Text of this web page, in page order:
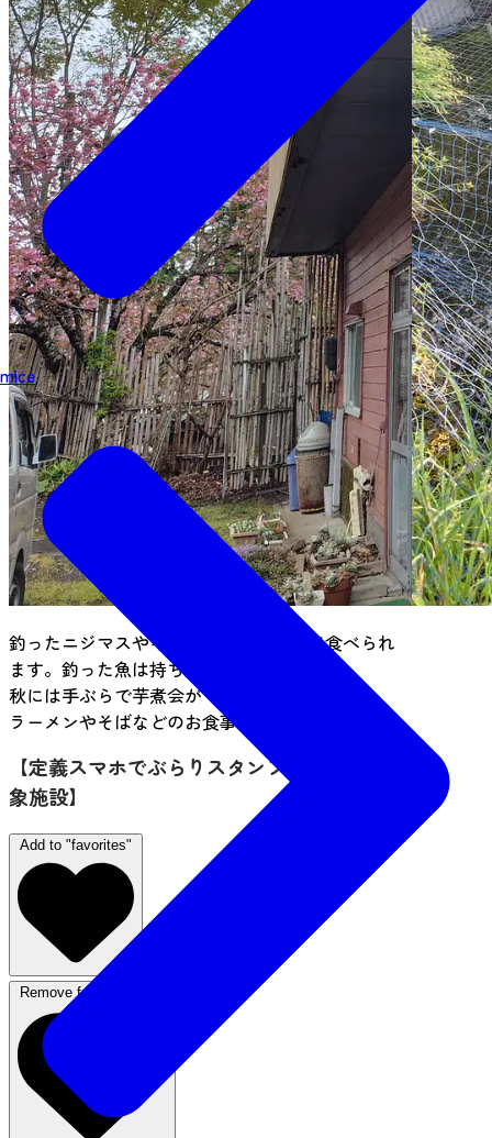
mice
釣ったニジマスやイワナを塩焼きにして食べられ
ます。釣った魚は持ち帰りもOK。
秋には手ぶらで芋煮会ができます。
ラーメンやそばなどのお食事もできます。
【定義スマホでぶらりスタンプラリー 利用対
象施設】
Add to "favorites"
Remove from favorites